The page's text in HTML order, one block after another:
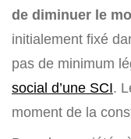
de diminuer le
initialement fixé
pas de minimum
social d’une SCI.
moment de la